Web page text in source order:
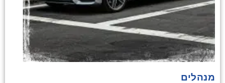
מנהלים